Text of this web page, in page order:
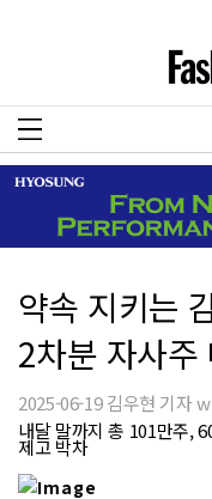
약속 지키는
2차분 자사주
2025-06-19 김우현 기자
내달 말까지 총 101만주,
제고 박차